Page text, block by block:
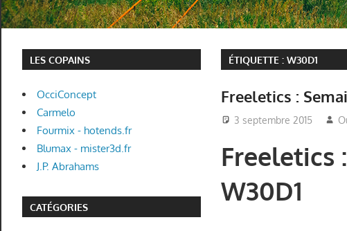
ÉTIQUETTE :W30D1
Freeletics :
3 septembre 2015
Freeletics
W30D1
LES COPAINS
OcciConcept
Carmelo
Fourmix - hotends.fr
Blumax - mister3d.fr
J.P. Abrahams
CATÉGORIES